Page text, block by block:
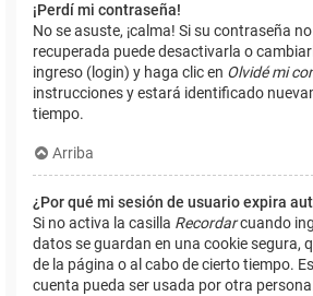
¡Perdí mi contraseña!
No se asuste, ¡calma! Si su contraseña
recuperada puede desactivarla o
ingreso (login) y haga clic en Olvidé mi
instrucciones y estará identificado
tiempo.
Arriba
¿Por qué mi sesión de usuario expira
Si no activa la casilla Recordarcuando
datos se guardan en una cookie segura,
de la página o al cabo de cierto tiempo.
cuenta pueda ser usada por otra